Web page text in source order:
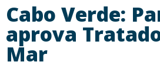
Cabo Verde:
aprova
Mar